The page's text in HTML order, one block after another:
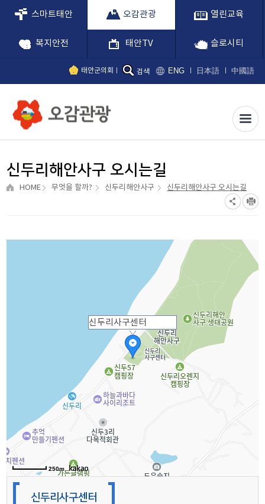
스마트태안 오감관광 열린교육
복지안전 태안TV 슬로시티
태안군의회 검색 ENG 日本語 中國語
신두리해안사구 오시는길
HOME 무엇을 할까? 신두리해안사구 신두리해안사구 오시는길
신두리사구센터
250m
신두리사구센터